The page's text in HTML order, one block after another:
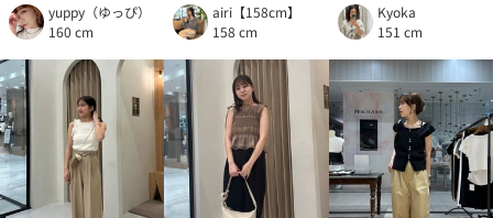
yuppy（ゆっぴ）
160 cm
airi【158cm】
158 cm
Kyoka
151 cm